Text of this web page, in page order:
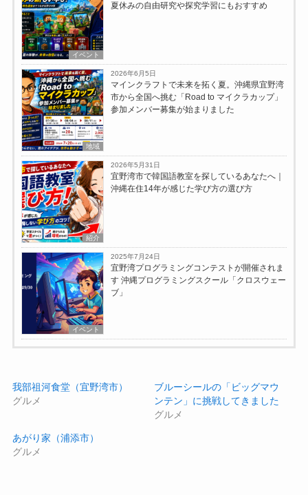
イベント
夏休みの自由研究や探究学習にもおすすめ
地域
2026年6月5日
マインクラフトで未来を拓く夏。沖縄県宜野湾
市から全国へ挑む「Road to マイクラカップ」
参加メンバー募集が始まりました
紹介
2026年5月31日
宜野湾市で韓国語教室を探しているあなたへ｜
沖縄在住14年が感じた学び方の選び方
イベント
2025年7月24日
宜野湾プログラミングコンテストが開催されま
す 沖縄プログラミングスクール「クロスウェー
ブ」
我部祖河食堂（宜野湾市）
グルメ
ブルーシールの「ビッグマウ
ンテン」に挑戦してきました
グルメ
あがり家（浦添市）
グルメ